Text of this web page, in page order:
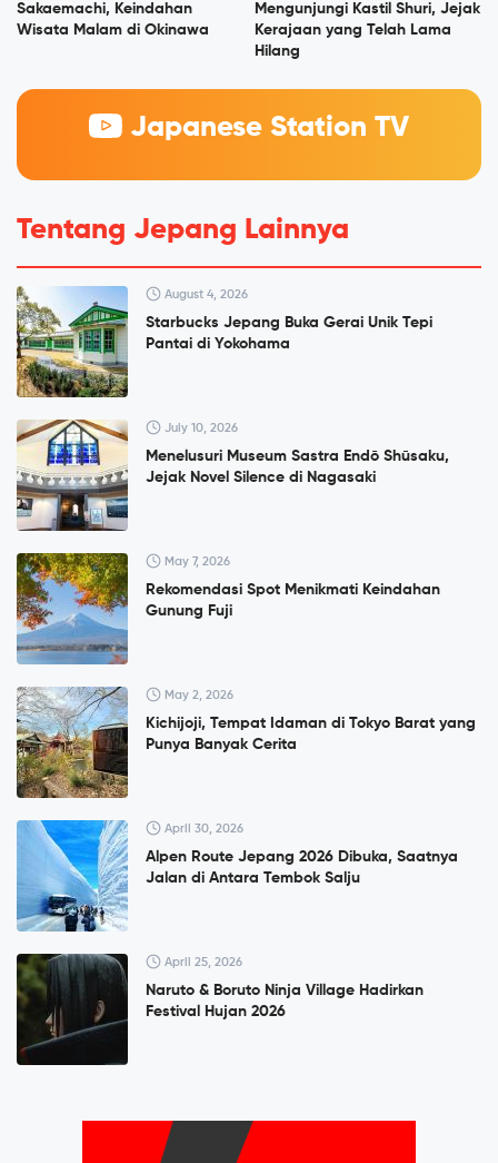
Sakaemachi, Keindahan
Wisata Malam di Okinawa
Mengunjungi Kastil Shuri, Jejak
Kerajaan yang Telah Lama
Hilang
Japanese Station TV
Tentang Jepang Lainnya
August 4, 2026
Starbucks Jepang Buka Gerai Unik Tepi
Pantai di Yokohama
July 10, 2026
Menelusuri Museum Sastra Endō Shūsaku,
Jejak Novel Silence di Nagasaki
May 7, 2026
Rekomendasi Spot Menikmati Keindahan
Gunung Fuji
May 2, 2026
Kichijoji, Tempat Idaman di Tokyo Barat yang
Punya Banyak Cerita
April 30, 2026
Alpen Route Jepang 2026 Dibuka, Saatnya
Jalan di Antara Tembok Salju
April 25, 2026
Naruto & Boruto Ninja Village Hadirkan
Festival Hujan 2026